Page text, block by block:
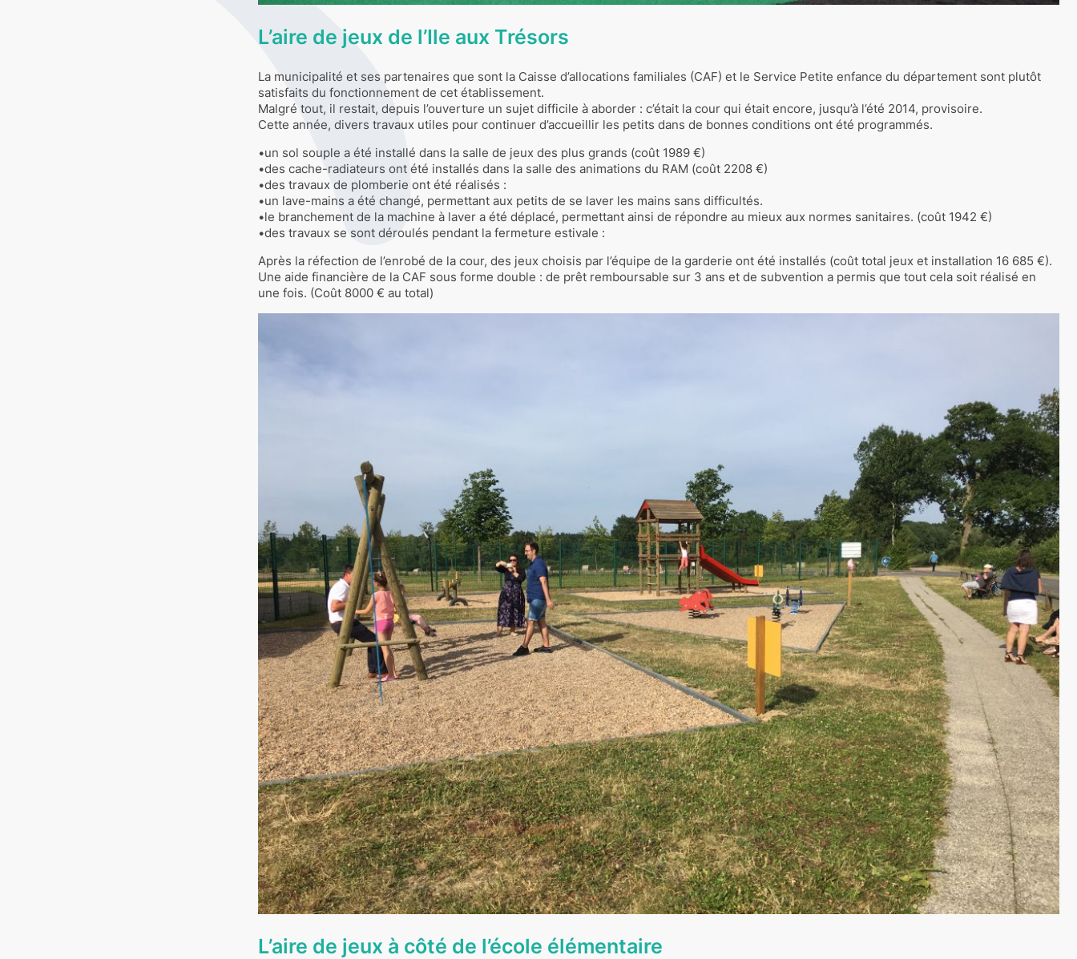
L’aire de jeux de l’Ile aux Trésors
La municipalité et ses partenaires que sont la Caisse d’allocations familiales (CAF) et le Service Petite enfance du département sont plutôt
satisfaits du fonctionnement de cet établissement.
Malgré tout, il restait, depuis l’ouverture un sujet difficile à aborder : c’était la cour qui était encore, jusqu’à l’été 2014, provisoire.
Cette année, divers travaux utiles pour continuer d’accueillir les petits dans de bonnes conditions ont été programmés.
•un sol souple a été installé dans la salle de jeux des plus grands (coût 1989 €)
•des cache-radiateurs ont été installés dans la salle des animations du RAM (coût 2208 €)
•des travaux de plomberie ont été réalisés :
•un lave-mains a été changé, permettant aux petits de se laver les mains sans difficultés.
•le branchement de la machine à laver a été déplacé, permettant ainsi de répondre au mieux aux normes sanitaires. (coût 1942 €)
•des travaux se sont déroulés pendant la fermeture estivale :
Après la réfection de l’enrobé de la cour, des jeux choisis par l’équipe de la garderie ont été installés (coût total jeux et installation 16 685 €).
Une aide financière de la CAF sous forme double : de prêt remboursable sur 3 ans et de subvention a permis que tout cela soit réalisé en
une fois. (Coût 8000 € au total)
L’aire de jeux à côté de l’école élémentaire